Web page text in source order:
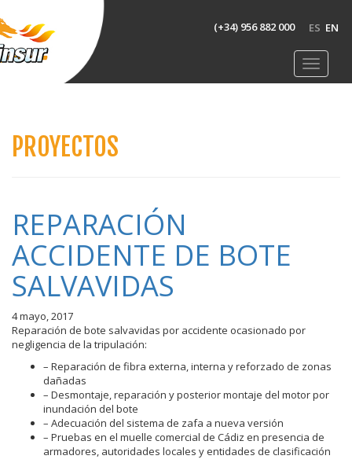
(+34) 956 882 000 ES EN
PROYECTOS
REPARACIÓN
ACCIDENTE DE BOTE
SALVAVIDAS
4 mayo, 2017
Reparación de bote salvavidas por accidente ocasionado por
negligencia de la tripulación:
– Reparación de fibra externa, interna y reforzado de zonas
dañadas
– Desmontaje, reparación y posterior montaje del motor por
inundación del bote
– Adecuación del sistema de zafa a nueva versión
– Pruebas en el muelle comercial de Cádiz en presencia de
armadores, autoridades locales y entidades de clasificación